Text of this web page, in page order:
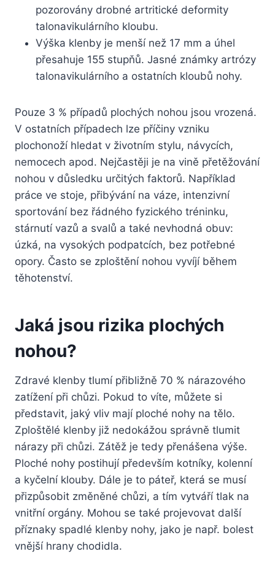
pozorovány drobné artritické deformity
talonavikulárního kloubu.
Výška klenby je menší než 17 mm a úhel
přesahuje 155 stupňů. Jasné známky artrózy
talonavikulárního a ostatních kloubů nohy.
Pouze 3 % případů plochých nohou jsou vrozená.
V ostatních případech lze příčiny vzniku
plochonoží hledat v životním stylu, návycích,
nemocech apod. Nejčastěji je na vině přetěžování
nohou v důsledku určitých faktorů. Například
práce ve stoje, přibývání na váze, intenzivní
sportování bez řádného fyzického tréninku,
stárnutí vazů a svalů a také nevhodná obuv:
úzká, na vysokých podpatcích, bez potřebné
opory. Často se zploštění nohou vyvíjí během
těhotenství.
Jaká jsou rizika plochých
nohou?
Zdravé klenby tlumí přibližně 70 % nárazového
zatížení při chůzi. Pokud to víte, můžete si
představit, jaký vliv mají ploché nohy na tělo.
Zploštělé klenby již nedokážou správně tlumit
nárazy při chůzi. Zátěž je tedy přenášena výše.
Ploché nohy postihují především kotníky, kolenní
a kyčelní klouby. Dále je to páteř, která se musí
přizpůsobit změněné chůzi, a tím vytváří tlak na
vnitřní orgány. Mohou se také projevovat další
příznaky spadlé klenby nohy, jako je např. bolest
vnější hrany chodidla.